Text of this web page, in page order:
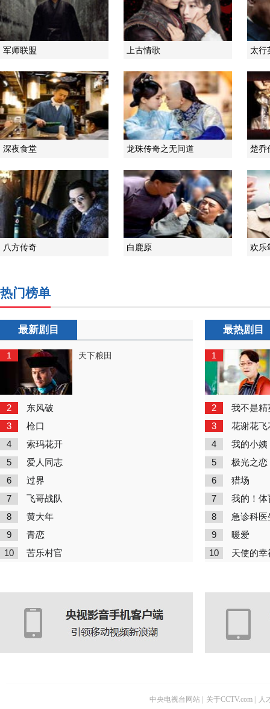
军师联盟 上古情歌 太行
深夜食堂 龙珠传奇之无间道 楚乔
八方传奇 白鹿原 欢乐
热门榜单
最新剧目
1 天下粮田
2 东风破
3 枪口
4 索玛花开
5 爱人同志
6 过界
7 飞哥战队
8 黄大年
9 青恋
10 苦乐村官
最热剧目
1
2 我不是精
3 花谢花飞
4 我的小姨
5 极光之恋
6 猎场
7 我的！体
8 急诊科医
9 暖爱
10 天使的幸
中央电视台网站 关于CCTV.com 人